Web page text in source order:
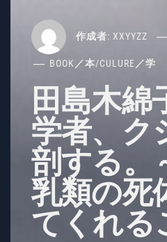
作成者: XXYYZZ
BOOK／本/CULURE／学
田島木綿
学者、ク
剖する。
乳類の死
てくれる